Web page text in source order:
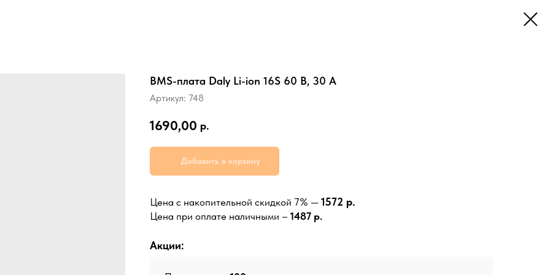
BMS-плата Daly Li-ion 16S 60 В, 30 А
Артикул: 748
1690,00 р.
Добавить в корзину
Цена с накопительной скидкой 7% — 1572 р.
Цена при оплате наличными – 1487 р.
Акции: